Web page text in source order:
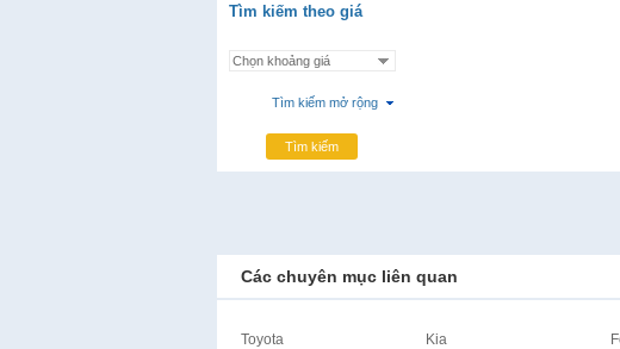
Tìm kiếm theo giá
Tìm kiếm mở rộng
Tìm kiếm
Các chuyên mục liên quan
Toyota Kia